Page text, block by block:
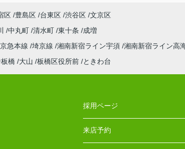
区 豊島区 台東区 渋谷区 文京区
中丸町 清水町 東十条
成増
京急本線 埼京線 湘南新宿ライン宇須 湘南新宿ライン高
橋 大山 板橋区役所前 ときわ台
採用ページ
来店予約